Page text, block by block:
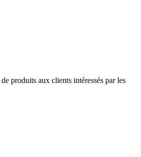
produits aux clients intéressés par les